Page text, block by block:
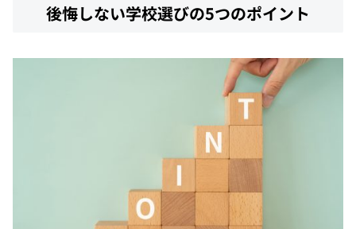
後悔しない学校選びの5つのポイント